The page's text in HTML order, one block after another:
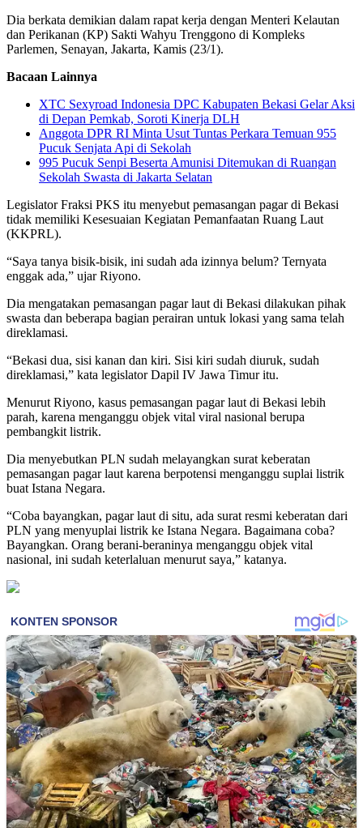
Dia berkata demikian dalam rapat kerja dengan Menteri Kelautan
dan Perikanan (KP) Sakti Wahyu Trenggono di Kompleks
Parlemen, Senayan, Jakarta, Kamis (23/1).
Bacaan Lainnya
XTC Sexyroad Indonesia DPC Kabupaten Bekasi Gelar Aksi
di Depan Pemkab, Soroti Kinerja DLH
Anggota DPR RI Minta Usut Tuntas Perkara Temuan 955
Pucuk Senjata Api di Sekolah
995 Pucuk Senpi Beserta Amunisi Ditemukan di Ruangan
Sekolah Swasta di Jakarta Selatan
Legislator Fraksi PKS itu menyebut pemasangan pagar di Bekasi
tidak memiliki Kesesuaian Kegiatan Pemanfaatan Ruang Laut
(KKPRL).
“Saya tanya bisik-bisik, ini sudah ada izinnya belum? Ternyata
enggak ada,” ujar Riyono.
Dia mengatakan pemasangan pagar laut di Bekasi dilakukan pihak
swasta dan beberapa bagian perairan untuk lokasi yang sama telah
direklamasi.
“Bekasi dua, sisi kanan dan kiri. Sisi kiri sudah diuruk, sudah
direklamasi,” kata legislator Dapil IV Jawa Timur itu.
Menurut Riyono, kasus pemasangan pagar laut di Bekasi lebih
parah, karena menganggu objek vital viral nasional berupa
pembangkit listrik.
Dia menyebutkan PLN sudah melayangkan surat keberatan
pemasangan pagar laut karena berpotensi menganggu suplai listrik
buat Istana Negara.
“Coba bayangkan, pagar laut di situ, ada surat resmi keberatan dari
PLN yang menyuplai listrik ke Istana Negara. Bagaimana coba?
Bayangkan. Orang berani-beraninya menganggu objek vital
nasional, ini sudah keterlaluan menurut saya,” katanya.